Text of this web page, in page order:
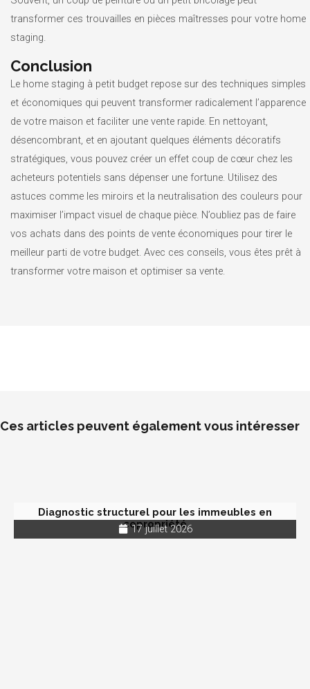
transformer ces trouvailles en pièces maîtresses pour votre home
staging.
Conclusion
Le home staging à petit budget repose sur des techniques simples
et économiques qui peuvent transformer radicalement l’apparence
de votre maison et faciliter une vente rapide. En nettoyant,
désencombrant, et en ajoutant quelques éléments décoratifs
stratégiques, vous pouvez créer un effet coup de cœur chez les
acheteurs potentiels sans dépenser une fortune. Utilisez des
astuces comme les miroirs et la neutralisation des couleurs pour
maximiser l’impact visuel de chaque pièce. N’oubliez pas de faire
vos achats dans des points de vente économiques pour tirer le
meilleur parti de votre budget. Avec ces conseils, vous êtes prêt à
transformer votre maison et optimiser sa vente.
Ces articles peuvent également vous intéresser
Diagnostic structurel pour les immeubles en
copropriété
17 juillet 2026